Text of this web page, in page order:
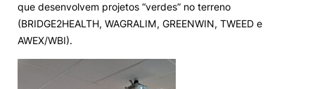
que desenvolvem projetos “verdes” no terreno
(BRIDGE2HEALTH, WAGRALIM, GREENWIN, TWEED e
AWEX/WBI).